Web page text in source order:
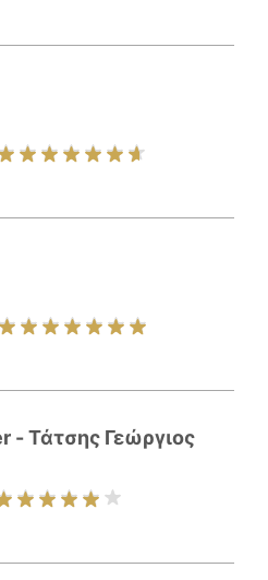
- Τάτσης Γεώργιος